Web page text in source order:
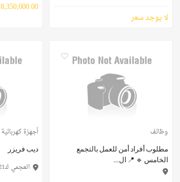
لا يوجد سعر
8,350,000.00
وظائف
مطلوب أفراد أمن للعمل بالتجمع
الخامس 🔹 📍 ال...
أجهزة كهربائية
ديب فريزر
العجمي ك21